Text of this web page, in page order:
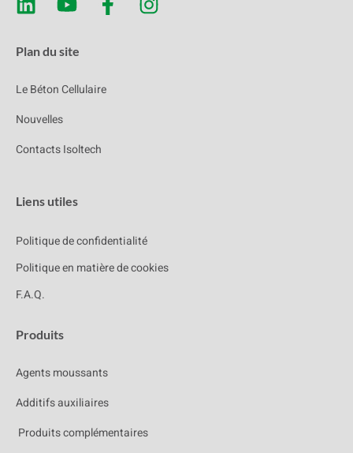
Plan du site
Le Béton Cellulaire
Nouvelles
Contacts Isoltech
Liens utiles
Politique de confidentialité
Politique en matière de cookies
F.A.Q.
Produits
Agents moussants
Additifs auxiliaires
Produits complémentaires